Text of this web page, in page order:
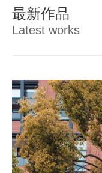
最新作品
Latest works